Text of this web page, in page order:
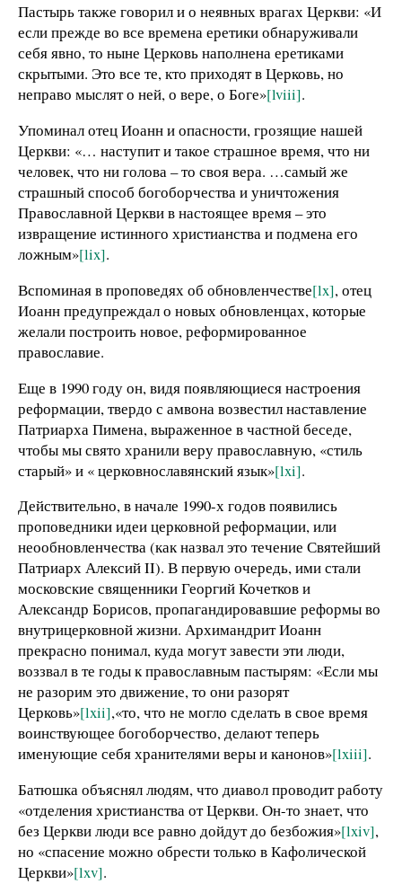
Пастырь также говорил и о неявных врагах Церкви: «И
если прежде во все времена еретики обнаруживали
себя явно, то ныне Церковь наполнена еретиками
скрытыми. Это все те, кто приходят в Церковь, но
неправо мыслят о ней, о вере, о Боге»[lviii].
Упоминал отец Иоанн и опасности, грозящие нашей
Церкви: «… наступит и такое страшное время, что ни
человек, что ни голова – то своя вера. …самый же
страшный способ богоборчества и уничтожения
Православной Церкви в настоящее время – это
извращение истинного христианства и подмена его
ложным»[lix].
Вспоминая в проповедях об обновленчестве[lx], отец
Иоанн предупреждал о новых обновленцах, которые
желали построить новое, реформированное
православие.
Еще в 1990 году он, видя появляющиеся настроения
реформации, твердо с амвона возвестил наставление
Патриарха Пимена, выраженное в частной беседе,
чтобы мы свято хранили веру православную, «стиль
старый» и « церковнославянский язык»[lxi].
Действительно, в начале 1990-х годов появились
проповедники идеи церковной реформации, или
неообновленчества (как назвал это течение Святейший
Патриарх Алексий II). В первую очередь, ими стали
московские священники Георгий Кочетков и
Александр Борисов, пропагандировавшие реформы во
внутрицерковной жизни. Архимандрит Иоанн
прекрасно понимал, куда могут завести эти люди,
воззвал в те годы к православным пастырям: «Если мы
не разорим это движение, то они разорят
Церковь»[lxii],«то, что не могло сделать в свое время
воинствующее богоборчество, делают теперь
именующие себя хранителями веры и канонов»[lxiii].
Батюшка объяснял людям, что диавол проводит работу
«отделения христианства от Церкви. Он-то знает, что
без Церкви люди все равно дойдут до безбожия»[lxiv],
но «спасение можно обрести только в Кафолической
Церкви»[lxv].